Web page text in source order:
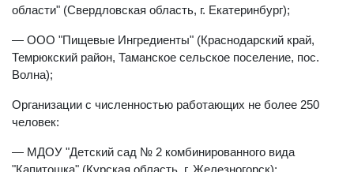
области" (Свердловская область, г. Екатеринбург);
— ООО "Пищевые Ингредиенты" (Краснодарский край,
Темрюкский район, Таманское сельское поселение, пос.
Волна);
Организации с численностью работающих не более 250
человек:
— МДОУ "Детский сад № 2 комбинированного вида
"Капитошка" (Курская область, г. Железногорск);